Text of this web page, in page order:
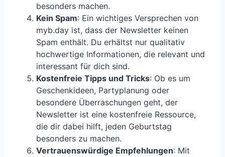
besonders machen.
Kein Spam: Ein wichtiges Versprechen von
myb.day ist, dass der Newsletter keinen
Spam enthält. Du erhältst nur qualitativ
hochwertige Informationen, die relevant und
interessant für dich sind.
Kostenfreie Tipps und Tricks: Ob es um
Geschenkideen, Partyplanung oder
besondere Überraschungen geht, der
Newsletter ist eine kostenfreie Ressource,
die dir dabei hilft, jeden Geburtstag
besonders zu machen.
Vertrauenswürdige Empfehlungen: Mit